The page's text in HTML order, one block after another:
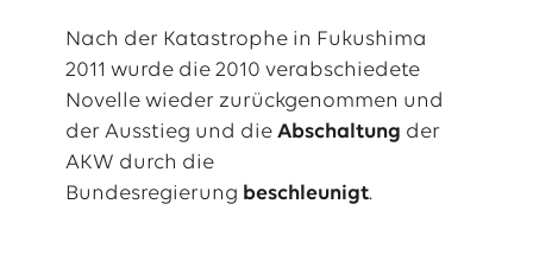
Nach der Katastrophe in Fukushima
2011 wurde die 2010 verabschiedete
Novelle wieder zurückgenommen und
der Ausstieg und die Abschaltung der
AKW durch die
Bundesregierung beschleunigt.